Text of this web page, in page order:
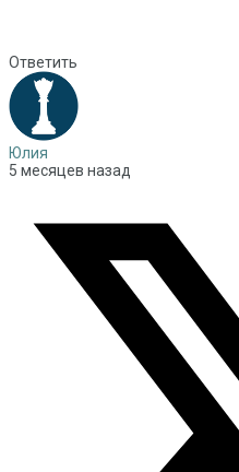
Ответить
Юлия
5 месяцев назад